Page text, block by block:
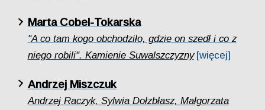
Marta Cobel-Tokarska
"A co tam kogo obchodziło, gdzie on szedł i co z
niego robili". Kamienie Suwalszczyzny [więcej]
Andrzej Miszczuk
Andrzej Raczyk, Sylwia Dołzbłasz, Małgorzata